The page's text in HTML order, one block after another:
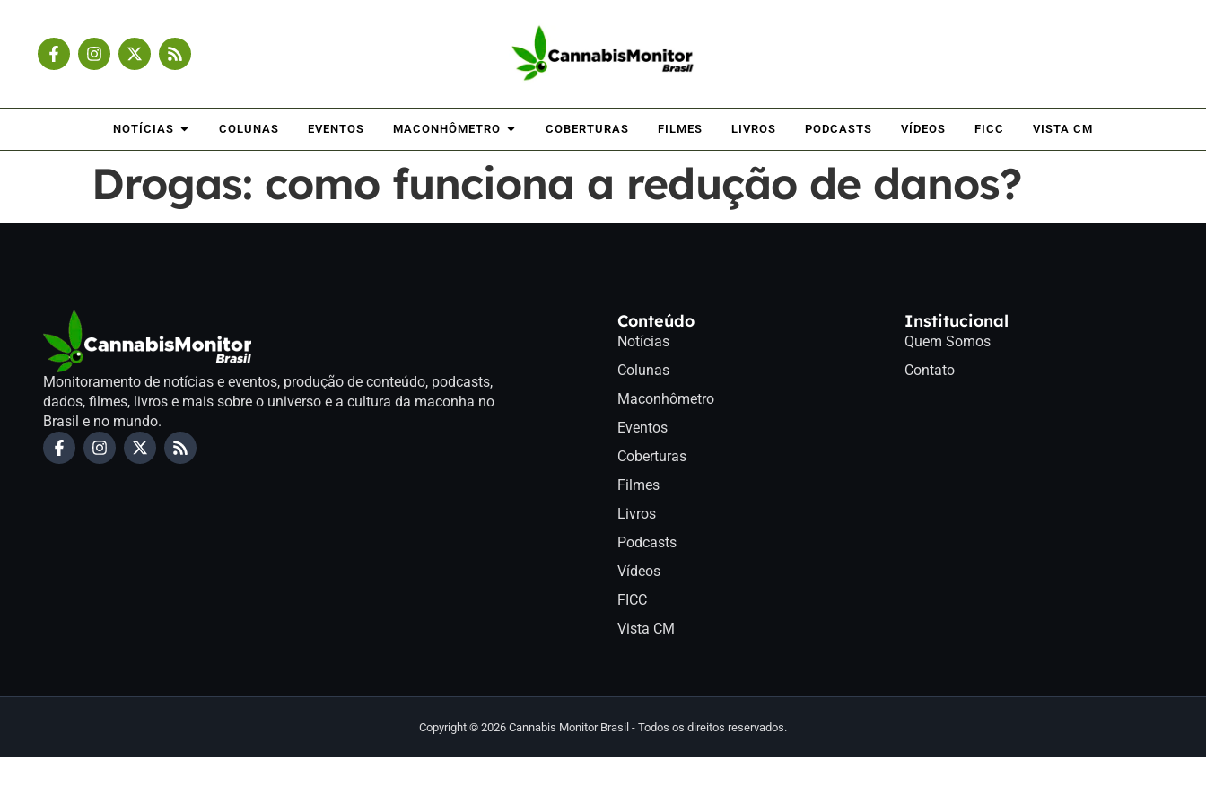
NOTÍCIAS COLUNAS EVENTOS MACONHÔMETRO COBERTURAS FILMES LIVROS PODCASTS VÍDEOS FICC VISTA CM
Drogas: como funciona a redução de danos?
Monitoramento de notícias e eventos, produção de conteúdo, podcasts,
dados, filmes, livros e mais sobre o universo e a cultura da maconha no
Brasil e no mundo.
Conteúdo
Notícias
Colunas
Maconhômetro
Eventos
Coberturas
Filmes
Livros
Podcasts
Vídeos
FICC
Vista CM
Institucional
Quem Somos
Contato
Copyright © 2026 Cannabis Monitor Brasil - Todos os direitos reservados.